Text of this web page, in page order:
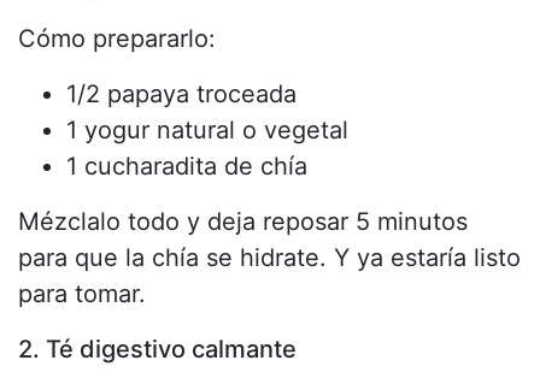
Cómo prepararlo:
1/2 papaya troceada
1 yogur natural o vegetal
1 cucharadita de chía
Mézclalo todo y deja reposar 5 minutos
para que la chía se hidrate. Y ya estaría listo
para tomar.
2. Té digestivo calmante